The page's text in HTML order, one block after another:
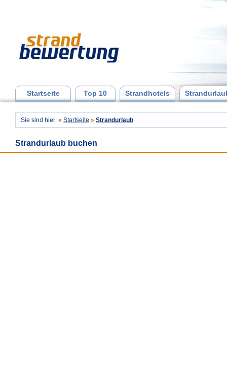
Startseite Top 10 Strandhotels
Sie sind hier: » Startseite » Strandurlaub
Strandurlaub buchen